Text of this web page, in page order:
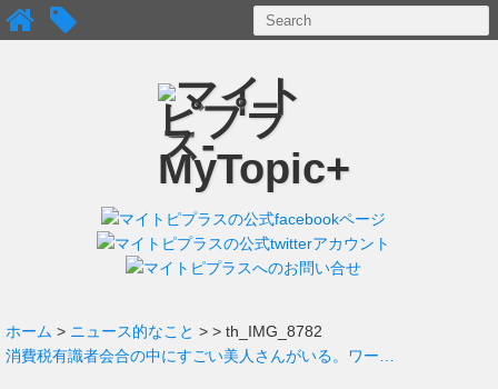
ホーム > ニュース的なこと >
消費税有識者会合の中にすごい美人さんがいる。ワー…
> th_IMG_8782